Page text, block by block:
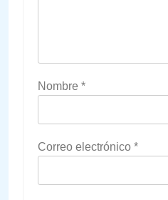
Nombre *
Correo electrónico *